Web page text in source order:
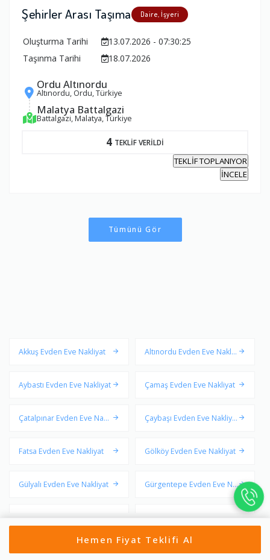
Şehirler Arası Taşıma Daire, İşyeri
Oluşturma Tarihi
13.07.2026 - 07:30:25
Taşınma Tarihi
18.07.2026
Ordu Altınordu
Altınordu, Ordu, Türkiye
Malatya Battalgazi
Battalgazi, Malatya, Türkiye
4 TEKLİF VERİLDİ
TEKLİF TOPLANIYOR
İNCELE
Tümünü Gör
Akkuş Evden Eve Nakliyat
Altınordu Evden Eve Nakliy
Aybastı Evden Eve Nakliyat
Çamaş Evden Eve Nakliyat
Çatalpınar Evden Eve Nakli
Çaybaşı Evden Eve Nakliya
Fatsa Evden Eve Nakliyat
Gölköy Evden Eve Nakliyat
Gülyalı Evden Eve Nakliyat
Gürgentepe Evden Eve Na
İkizce Evden Eve Nakliyat
Kabadüz Evden Eve Nakliy
Kabataş Evden Eve Nakliya
Korgan Evden Eve Nakliyat
Hemen Fiyat Teklifi Al